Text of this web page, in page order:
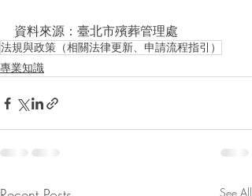
資料來源：臺北市殯葬管理處
法規與政策（相關法律更新、申請流程指引）
專業知識
See All